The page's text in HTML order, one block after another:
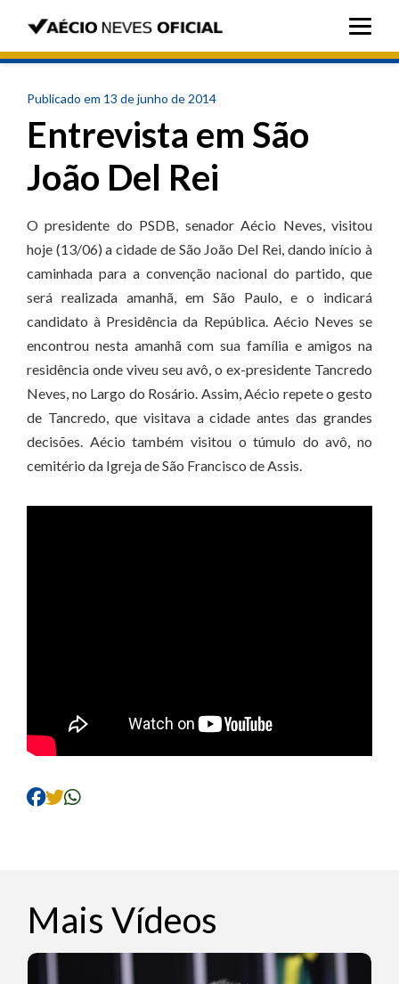
Publicado em 13 de junho de 2014
Entrevista em São
João Del Rei
O presidente do PSDB, senador Aécio Neves, visitou
hoje (13/06) a cidade de São João Del Rei, dando início à
caminhada para a convenção nacional do partido, que
será realizada amanhã, em São Paulo, e o indicará
candidato à Presidência da República. Aécio Neves se
encontrou nesta amanhã com sua família e amigos na
residência onde viveu seu avô, o ex-presidente Tancredo
Neves, no Largo do Rosário. Assim, Aécio repete o gesto
de Tancredo, que visitava a cidade antes das grandes
decisões. Aécio também visitou o túmulo do avô, no
cemitério da Igreja de São Francisco de Assis.
Mais Vídeos